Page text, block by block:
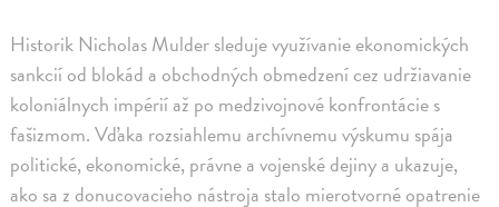
Historik Nicholas Mulder sleduje využívanie ekonomických
sankcií od blokád a obchodných obmedzení cez udržiavanie
koloniálnych impérií až po medzivojnové konfrontácie s
fašizmom. Vďaka rozsiahlemu archívnemu výskumu spája
politické, ekonomické, právne a vojenské dejiny a ukazuje,
ako sa z donucovacieho nástroja stalo mierotvorné opatrenie